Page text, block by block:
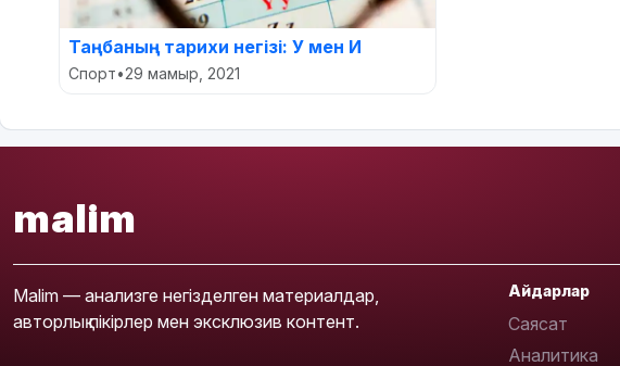
Таңбаның тарихи негізі: У мен И
Спорт•29 мамыр, 2021
malim
Malim — анализге негізделген материалдар,
авторлық пікірлер мен эксклюзив контент.
Айдарлар
Саясат
Аналитика